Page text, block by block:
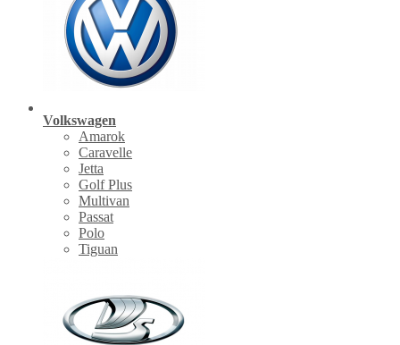
Volkswagen
Amarok
Caravelle
Jetta
Golf Plus
Multivan
Passat
Polo
Tiguan